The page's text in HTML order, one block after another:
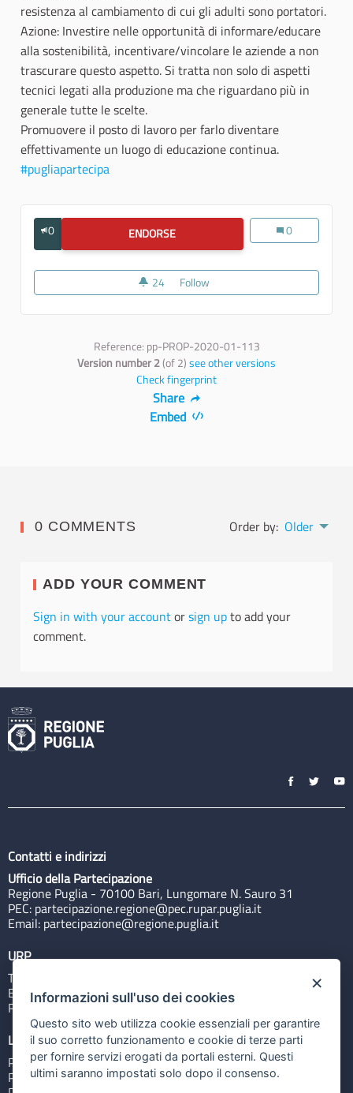
resistenza al cambiamento di cui gli adulti sono portatori.
Azione: Investire nelle opportunità di informare/educare
alla sostenibilità, incentivare/vincolare le aziende a non
trascurare questo aspetto. Si tratta non solo di aspetti
tecnici legati alla produzione ma che riguardano più in
generale tutte le scelte.
Promuovere il posto di lavoro per farlo diventare
effettivamente un luogo di educazione continua.
#pugliapartecipa
0 ENDORSE IL RUOLO DELLE AZIENDEIl ruolo delle
0
24 24 followers
Follow
Reference: pp-PROP-2020-01-113
Version number 2(of 2)see other versions
Check fingerprint
Share
Embed
0 COMMENTS Order by: Older
ADD YOUR COMMENT
Sign in with your accountorsign upto add your
comment.
Contatti e indirizzi
Ufficio della Partecipazione
Regione Puglia - 70100 Bari, Lungomare N. Sauro 31
PEC: partecipazione.regione@pec.rupar.puglia.it
Email: partecipazione@regione.puglia.it
URP
Tel: 800713939
Email:quiregione@regione.puglia.it
Rubrica
Link utili
Portale Istituzionale
PO FESR Puglia 2014-2020
×
Informazioni sull'uso dei cookies
Questo sito web utilizza cookie essenziali per garantire
il suo corretto funzionamento e cookie di terze parti
per fornire servizi erogati da portali esterni. Questi
ultimi saranno impostati solo dopo il consenso.